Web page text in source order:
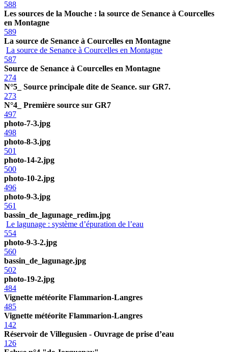
588
Les sources de la Mouche : la source de Senance à Courcelles
en Montagne
589
La source de Senance à Courcelles en Montagne
La source de Senance à Courcelles en Montagne
587
Source de Senance à Courcelles en Montagne
274
N°5_ Source principale dite de Seance. sur GR7.
273
N°4_ Première source sur GR7
497
photo-7-3.jpg
498
photo-8-3.jpg
501
photo-14-2.jpg
500
photo-10-2.jpg
496
photo-9-3.jpg
561
bassin_de_lagunage_redim.jpg
Le lagunage : système d’épuration de l’eau
554
photo-9-3-2.jpg
560
bassin_de_lagunage.jpg
502
photo-19-2.jpg
484
Vignette météorite Flammarion-Langres
485
Vignette météorite Flammarion-Langres
142
Réservoir de Villegusien - Ouvrage de prise d’eau
126